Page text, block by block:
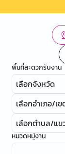
พื้นที่สะดวกรับงาน
เลือกจังหวัด
เลือกอำเภอ/เข
เลือกตำบล/แข
หมวดหมู่งาน